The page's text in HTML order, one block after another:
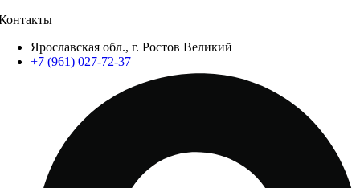
Ярославская обл., г. Ростов Великий
+7 (961) 027-72-37